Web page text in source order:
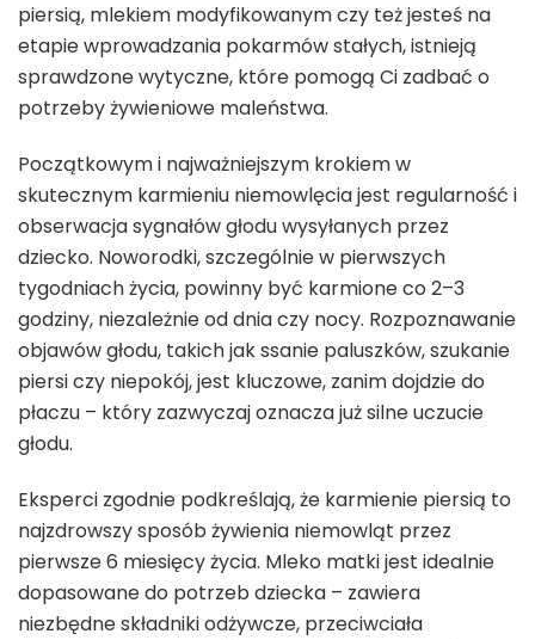
piersią, mlekiem modyfikowanym czy też jesteś na
etapie wprowadzania pokarmów stałych, istnieją
sprawdzone wytyczne, które pomogą Ci zadbać o
potrzeby żywieniowe maleństwa.
Początkowym i najważniejszym krokiem w
skutecznym karmieniu niemowlęcia jest regularność i
obserwacja sygnałów głodu wysyłanych przez
dziecko. Noworodki, szczególnie w pierwszych
tygodniach życia, powinny być karmione co 2–3
godziny, niezależnie od dnia czy nocy. Rozpoznawanie
objawów głodu, takich jak ssanie paluszków, szukanie
piersi czy niepokój, jest kluczowe, zanim dojdzie do
płaczu – który zazwyczaj oznacza już silne uczucie
głodu.
Eksperci zgodnie podkreślają, że karmienie piersią to
najzdrowszy sposób żywienia niemowląt przez
pierwsze 6 miesięcy życia. Mleko matki jest idealnie
dopasowane do potrzeb dziecka – zawiera
niezbędne składniki odżywcze, przeciwciała